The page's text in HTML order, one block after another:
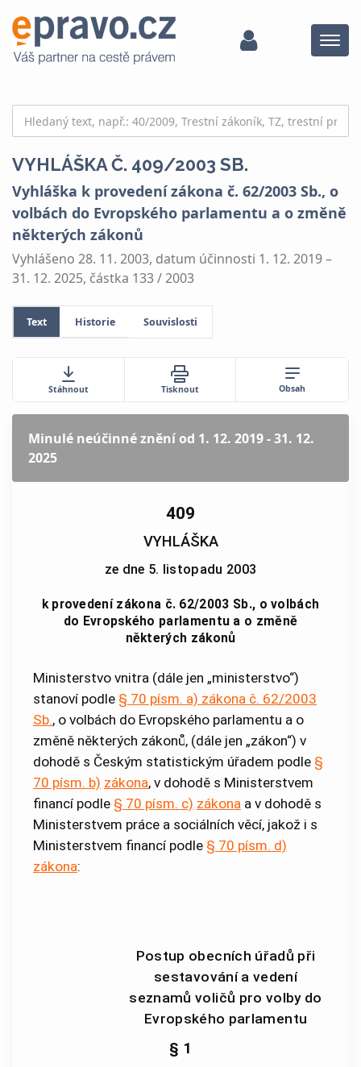
Menu
VYHLÁŠKA Č. 409/2003 SB.
Vyhláška k provedení zákona č. 62/2003 Sb., o
volbách do Evropského parlamentu a o změně
některých zákonů
Vyhlášeno 28. 11. 2003, datum účinnosti 1. 12. 2019 –
31. 12. 2025, částka 133 / 2003
Text Historie Souvislosti
Stáhnout Tisknout Obsah
Minulé neúčinné zněníod 1. 12. 2019 - 31. 12.
2025
409
VYHLÁŠKA
ze dne 5. listopadu 2003
k provedení zákona č. 62/2003 Sb., o volbách
do Evropského parlamentu a o změně
některých zákonů
Ministerstvo vnitra (dále jen „ministerstvo“)
stanoví podle § 70 písm. a) zákona č. 62/2003
Sb., o volbách do Evropského parlamentu a o
změně některých zákonů, (dále jen „zákon“) v
dohodě s Českým statistickým úřadem podle §
70 písm. b) zákona, v dohodě s Ministerstvem
financí podle § 70 písm. c) zákona a v dohodě s
Ministerstvem práce a sociálních věcí, jakož i s
Ministerstvem financí podle § 70 písm. d)
zákona:
Postup obecních úřadů při
sestavování a vedení
seznamů voličů pro volby do
Evropského parlamentu
§ 1